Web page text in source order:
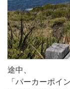
途中、
「パーカーポイ